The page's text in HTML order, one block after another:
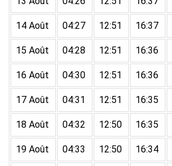
14 Août 04:27 12:51 16:37
15 Août 04:28 12:51 16:36
16 Août 04:30 12:51 16:36
17 Août 04:31 12:51 16:35
18 Août 04:32 12:50 16:35
19 Août 04:33 12:50 16:34